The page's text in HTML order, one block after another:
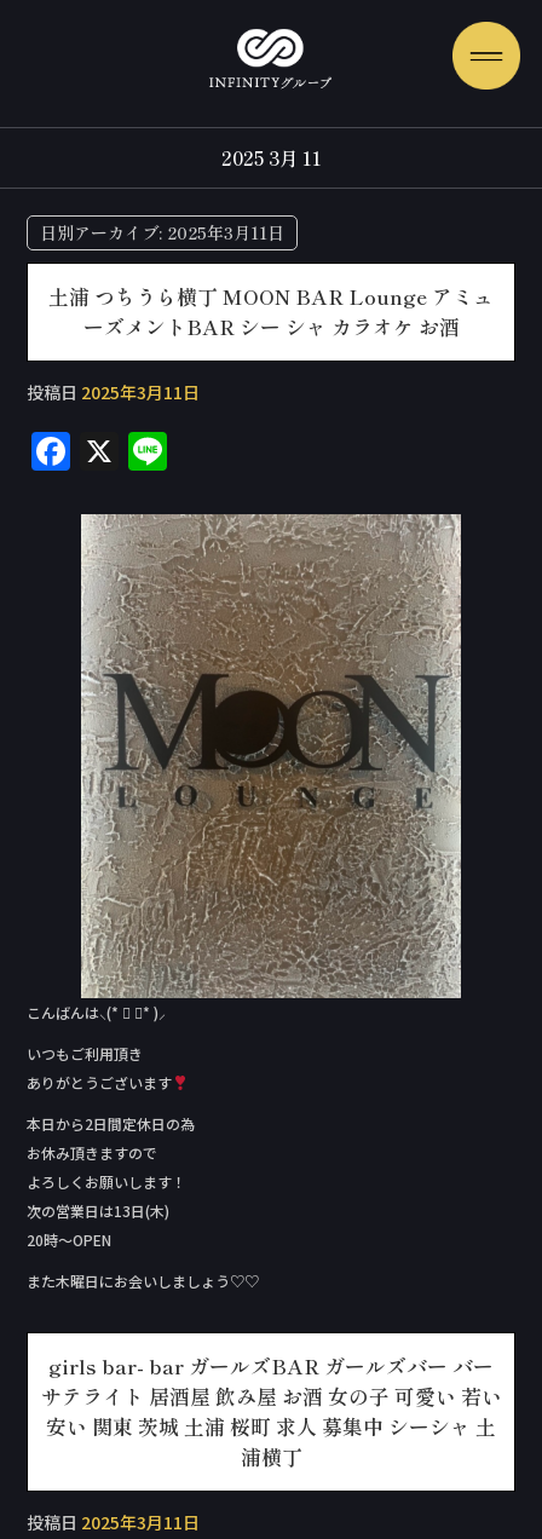
2025 3月 11
日別アーカイブ: 2025年3月11日
土浦 つちうら横丁 MOON BAR Lounge アミュ
ーズメントBAR シー シャ カラオケ お酒
投稿日 2025年3月11日
F
c
e
b
o
o
k
X
e
こんばんは⸜(* ॑ ॑* )⸝
いつもご利用頂き
ありがとうございます
本日から2日間定休日の為
お休み頂きますので
よろしくお願いします！
次の営業日は13日(木)
20時～OPEN
また木曜日にお会いしましょう♡♡
girls bar- bar ガールズBAR ガールズバー バー
サテライト 居酒屋 飲み屋 お酒 女の子 可愛い 若い
安い 関東 茨城 土浦 桜町 求人 募集中 シーシャ 土
浦横丁
投稿日 2025年3月11日